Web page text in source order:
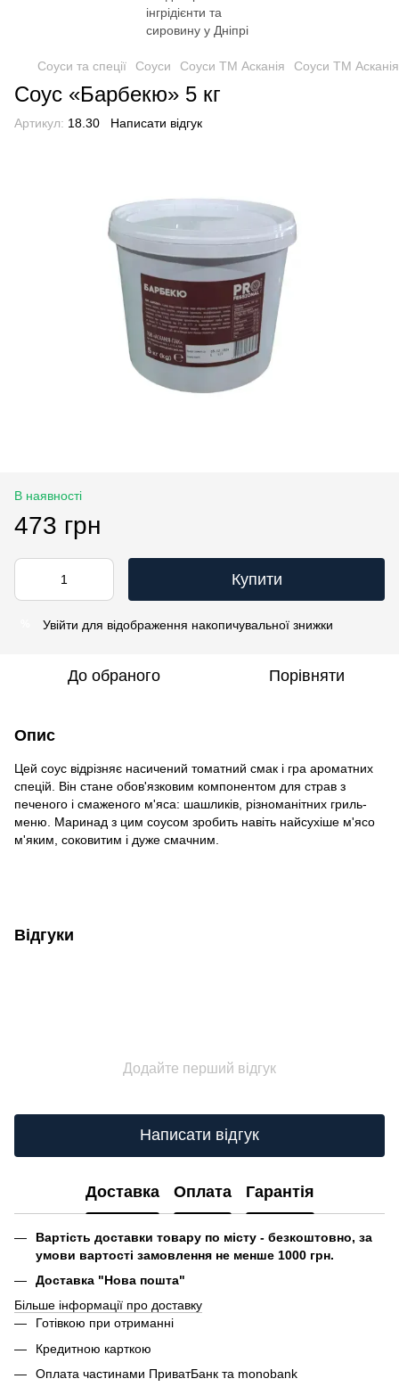
Соуси та спеції Соуси Соуси ТМ Асканія Соуси ТМ Асканія
Соус «Барбекю» 5 кг
Артикул: 18.30 Написати відгук
В наявності
473 грн
Купити
Увійти для відображення накопичувальної знижки
До обраного Порівняти
Опис
Цей соус відрізняє насичений томатний смак і гра ароматних
спецій. Він стане обов'язковим компонентом для страв з
печеного і смаженого м'яса: шашликів, різноманітних гриль-
меню. Маринад з цим соусом зробить навіть найсухіше м'ясо
м'яким, соковитим і дуже смачним.
Відгуки
Додайте перший відгук
Написати відгук
Доставка Оплата Гарантія
Вартість доставки товару по місту - безкоштовно, за
умови вартості замовлення не менше 1000 грн.
Доставка "Нова пошта"
Більше інформації про доставку
Готівкою при отриманні
Кредитною карткою
Оплата частинами ПриватБанк та monobank